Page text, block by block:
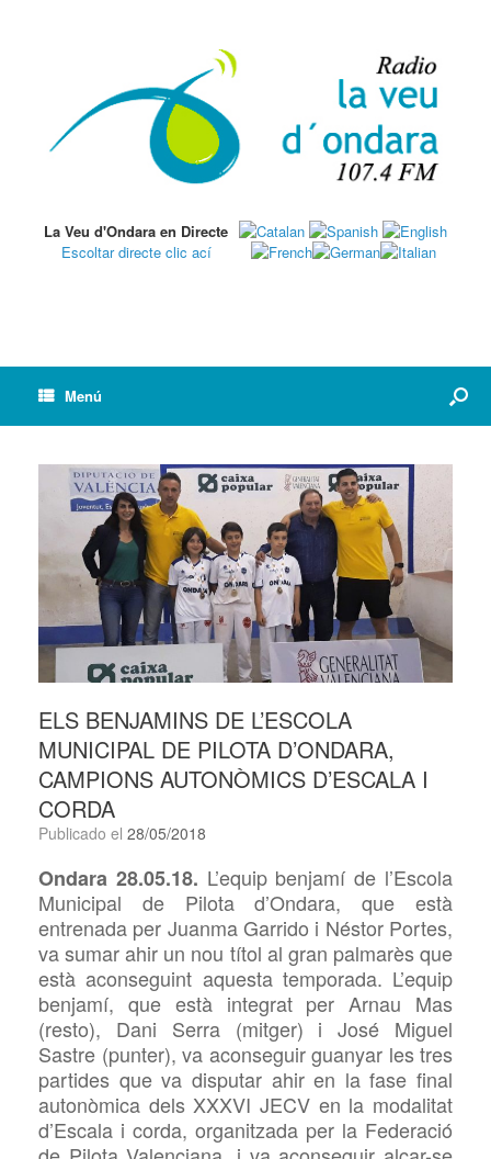
La Veu d'Ondara en Directe
Escoltar directe clic ací
Menú
ELS BENJAMINS DE L’ESCOLA
MUNICIPAL DE PILOTA D’ONDARA,
CAMPIONS AUTONÒMICS D’ESCALA I
CORDA
Publicado el 28/05/2018
Ondara 28.05.18. L’equip benjamí de l’Escola
Municipal de Pilota d’Ondara, que està
entrenada per Juanma Garrido i Néstor Portes,
va sumar ahir un nou títol al gran palmarès que
està aconseguint aquesta temporada. L’equip
benjamí, que està integrat per Arnau Mas
(resto), Dani Serra (mitger) i José Miguel
Sastre (punter), va aconseguir guanyar les tres
partides que va disputar ahir en la fase final
autonòmica dels XXXVI JECV en la modalitat
d’Escala i corda, organitzada per la Federació